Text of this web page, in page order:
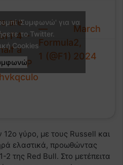
are
P4 –
a
—
Formula
1 (@F1)
March
2,
2024
'Συμφωνώ' για να
το Twitter.
Cookies
γύρο, με τους Russell και
ελαστικά, προωθώντας
της Red Bull. Στο μετέπειτα